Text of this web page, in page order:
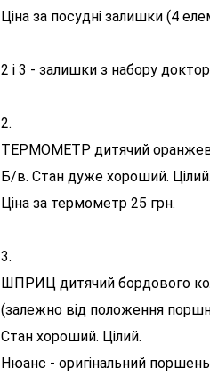
Ціна за посудні залишки (4
2 і 3 - залишки з набору
2.
ТЕРМОМЕТР дитячий
Б/в. Стан дуже хороший. Цілий.
Ціна за термометр 25 грн.
3.
ШПРИЦ дитячий бордового
(залежно від положення
Стан хороший. Цілий.
Нюанс - оригінальний поршень